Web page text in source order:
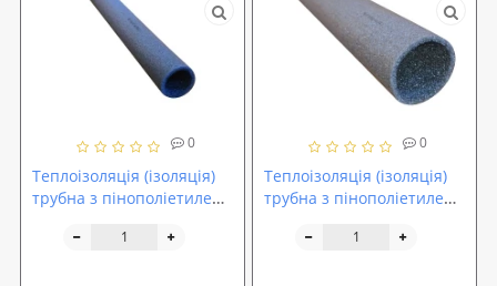
0
Теплоізоляція (ізоляція)
трубна з пінополіетилену
0
Теплоізоляція (ізоляція)
трубна з пінополіетилену